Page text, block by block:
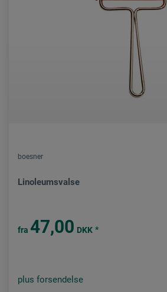
boesner
Linoleumsvalse
fra 47,00 DKK *
plus forsendelse